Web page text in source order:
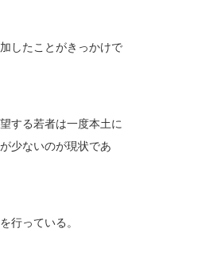
したことがきっかけで
する若者は一度本土に
少ないのが現状であ
行っている。